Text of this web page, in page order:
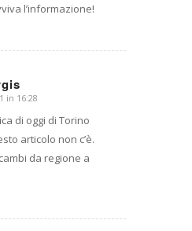
l’informazione!
in 16:28
di oggi di Torino
articolo non c’è.
da regione a